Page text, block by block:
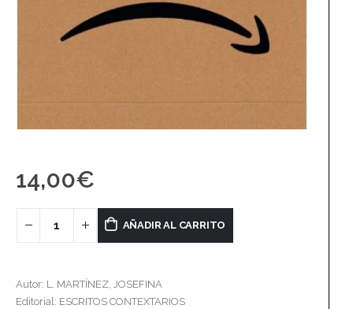
14,00€
AÑADIR AL CARRITO
Autor: L. MARTÍNEZ, JOSEFINA
Editorial: ESCRITOS CONTEXTARIOS